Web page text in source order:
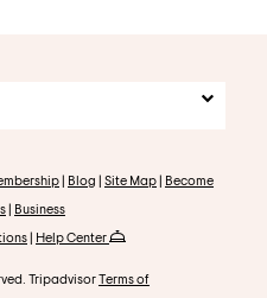
| Blog | Site Map| Become
| Business
| Help Center
TripadvisorTerms of